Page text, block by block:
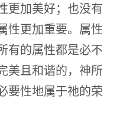
更加美好；也没有
性更加重要。属性
有的属性都是必不
美且和谐的，神所
要性地属于祂的荣